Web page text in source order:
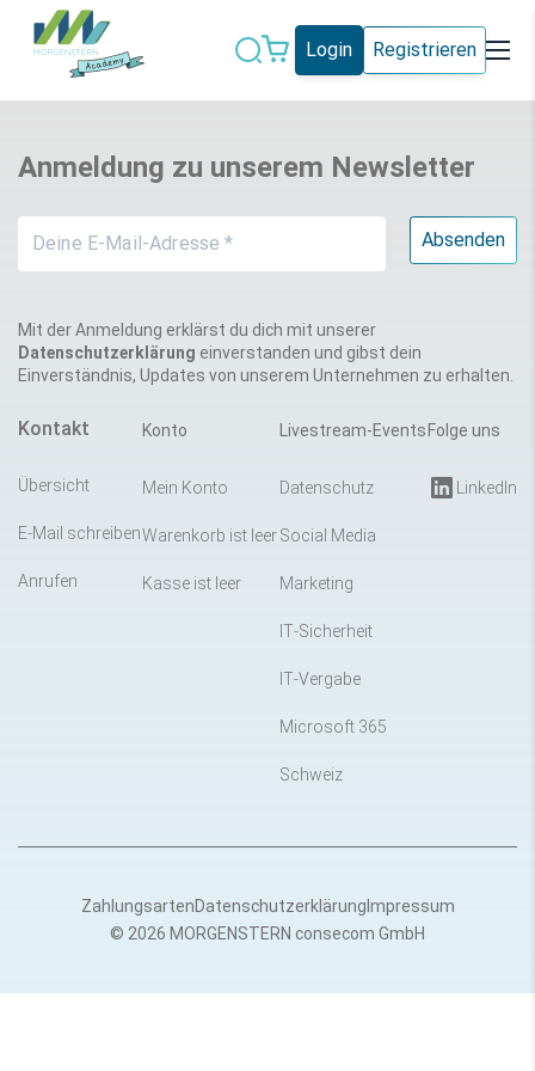
Login Registrieren
Künstliche
Microsoft 365
Schweiz Social Media
Anmeldung zu unserem Newsletter
Mit der Anmeldung erklärst du dich mit unserer
Datenschutzerklärung einverstanden und gibst dein
Einverständnis, Updates von unserem Unternehmen zu erhalten.
Kontakt
Übersicht
E-Mail schreiben
Anrufen
Konto
Mein Konto
Warenkorb ist leer
Kasse ist leer
Livestream-Events
Datenschutz
Social Media
Marketing
IT-Sicherheit
IT-Vergabe
Microsoft 365
Schweiz
Folge uns
LinkedIn
© 2026 MORGENSTERN consecom GmbH
ZahlungsartenDatenschutzerklärung Impressum